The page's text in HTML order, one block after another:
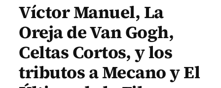
Víctor Manuel, La
Oreja de Van Gogh,
Celtas Cortos, y los
tributos a Mecano y El